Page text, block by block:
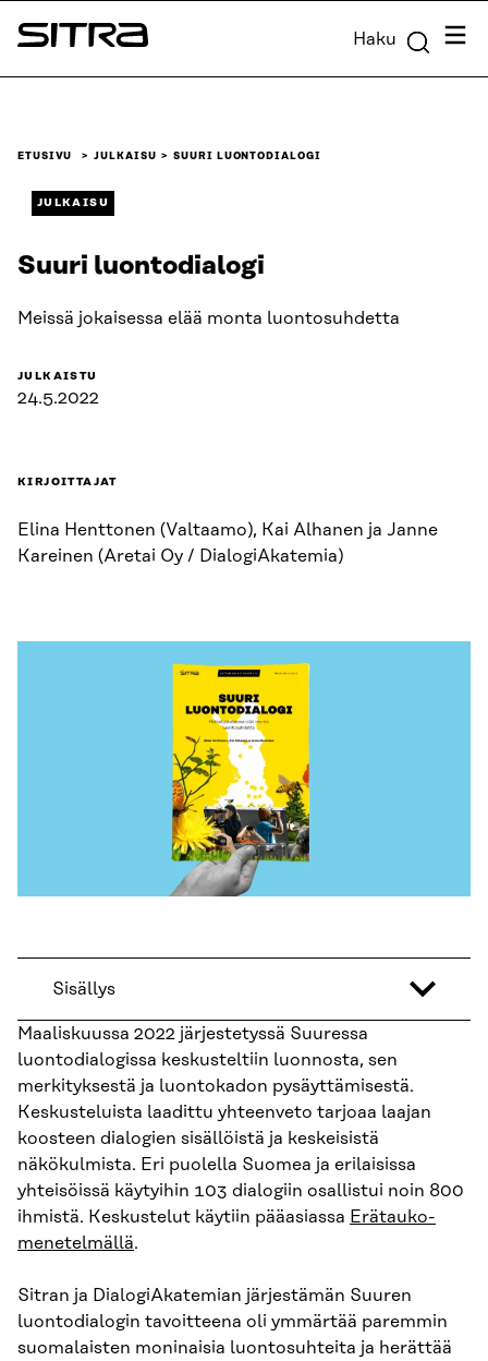
Siirry
suoraan
Sitra Haku
ETUSIVU JULKAISU SUURI LUONTODIALOGI
JULKAISU
Suuri luontodialogi
Meissä jokaisessa elää monta luontosuhdetta
JULKAISTU
24.5.2022
KIRJOITTAJAT
Elina Henttonen (Valtaamo), Kai Alhanen ja Janne
Kareinen (Aretai Oy / DialogiAkatemia)
Sisällys
Maaliskuussa 2022 järjestetyssä Suuressa
luontodialogissa keskusteltiin luonnosta, sen
merkityksestä ja luontokadon pysäyttämisestä.
Keskusteluista laadittu yhteenveto tarjoaa laajan
koosteen dialogien sisällöistä ja keskeisistä
näkökulmista. Eri puolella Suomea ja erilaisissa
yhteisöissä käytyihin 103 dialogiin osallistui noin 800
ihmistä. Keskustelut käytiin pääasiassa Erätauko-
menetelmällä.
Sitran ja DialogiAkatemian järjestämän Suuren
luontodialogin tavoitteena oli ymmärtää paremmin
suomalaisten moninaisia luontosuhteita ja herättää